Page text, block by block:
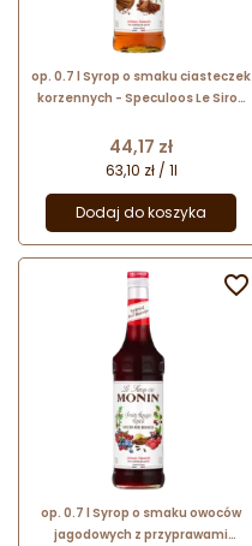
op. 0.7 l Syrop o smaku ciasteczek
korzennych - Speculoos Le Sirop
Cena
44,17 zł
63,10 zł / 1l
Dodaj do koszyka
op. 0.7 l Syrop o smaku owoców
jagodowych z przyprawami
